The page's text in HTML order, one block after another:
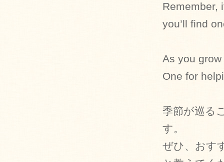
Remember,
you’ll find
As you
One for
季節が巡る
す。
ぜひ、おす